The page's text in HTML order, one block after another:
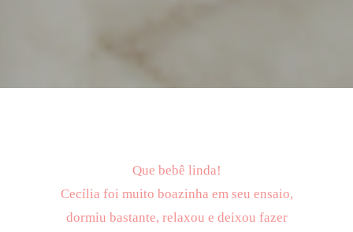
Que bebê linda!
Cecília foi muito boazinha em seu ensaio,
dormiu bastante, relaxou e deixou fazer